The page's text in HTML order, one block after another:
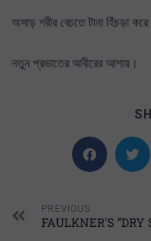
অসাড় শরীর বেচতে টানা হিঁচড়া করে
নতুন প্রভাতের আবীরের আশায়।
PREVIOUS